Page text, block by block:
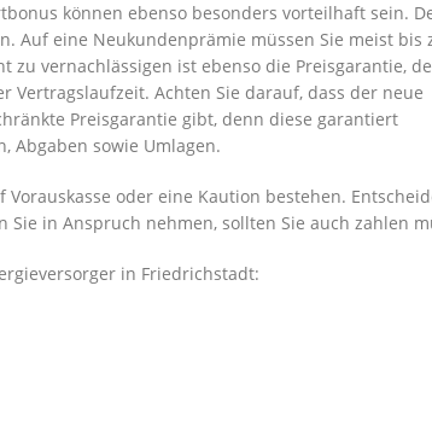
können ebenso besonders vorteilhaft sein.
Auf eine Neukundenprämie müssen Sie meist bis
zu vernachlässigen ist ebenso die Preisgarantie,
Vertragslaufzeit. Achten Sie darauf, dass der neue
Preisgarantie gibt, denn diese garantiert
Abgaben sowie Umlagen.
oder eine Kaution bestehen.
in Anspruch nehmen, sollten Sie auch zahlen
in Friedrichstadt: